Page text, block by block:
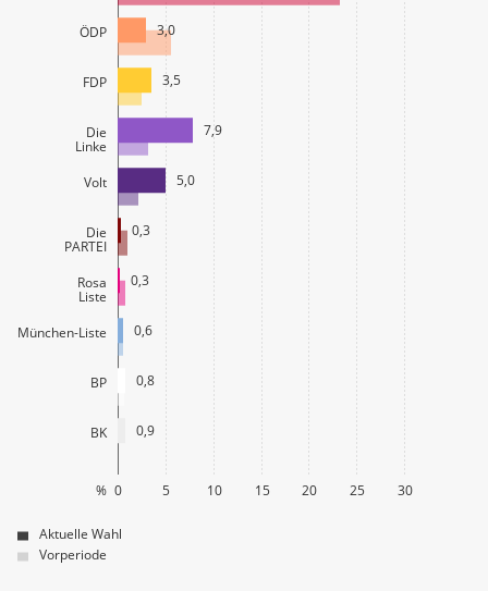
ÖDP
FDP
Die
Linke
Volt
Die
PARTEI
Rosa
Liste
München-Liste
BP
BK
0 5 10 15 20 25 30
%
3,0
3,5
7,9
5,0
0,3
0,3
0,6
0,8
0,9
Aktuelle Wahl
Vorperiode